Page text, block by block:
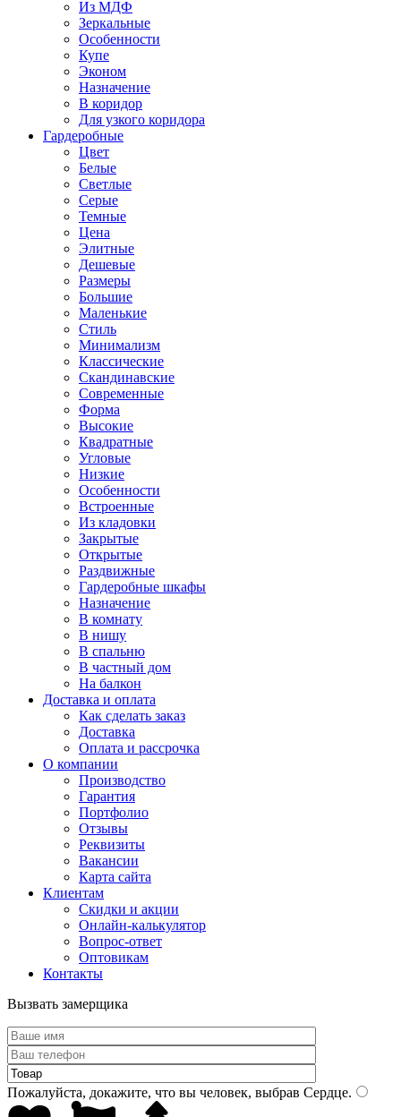
Из МДФ
Зеркальные
Особенности
Купе
Эконом
Назначение
В коридор
Для узкого коридора
Гардеробные
Цвет
Белые
Светлые
Серые
Темные
Цена
Элитные
Дешевые
Размеры
Большие
Маленькие
Стиль
Минимализм
Классические
Скандинавские
Современные
Форма
Высокие
Квадратные
Угловые
Низкие
Особенности
Встроенные
Из кладовки
Закрытые
Открытые
Раздвижные
Гардеробные шкафы
Назначение
В комнату
В нишу
В спальню
В частный дом
На балкон
Доставка и оплата
Как сделать заказ
Доставка
Оплата и рассрочка
О компании
Производство
Гарантия
Портфолио
Отзывы
Реквизиты
Вакансии
Карта сайта
Клиентам
Скидки и акции
Онлайн-калькулятор
Вопрос-ответ
Оптовикам
Контакты
Вызвать замерщика
Пожалуйста, докажите, что вы человек, выбрав Сердце.